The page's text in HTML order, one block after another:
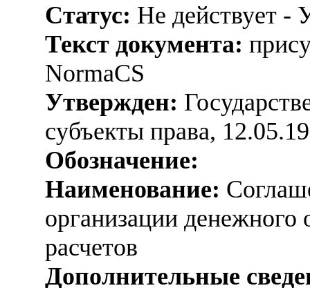
Статус: Не действует -
Текст документа:
NormaCS
Утвержден:
субъекты права,
Обозначение:
Наименование:
организации
расчетов
Дополнительные